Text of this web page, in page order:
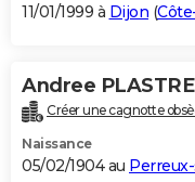
11/01/1999 à Dijon (
Andree PLASTRE
Créer une cagnotte
Naissance
05/02/1904 au